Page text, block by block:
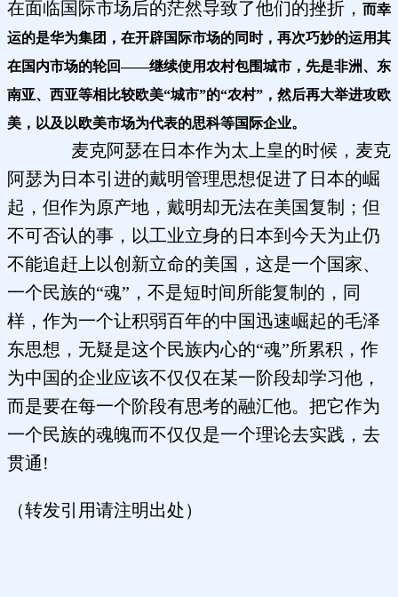
在面临国际市场后的茫然导致了他们的挫折， 而幸
运的是华为集团，在开辟国际市场的同时，再次巧妙的运用其
在国内市场的轮回——继续使用农村包围城市，先是非洲、东
南亚、西亚等相比较欧美“城市”的“农村”，然后再大举进攻欧
美，以及以欧美市场为代表的思科等国际企业。
麦克阿瑟在日本作为太上皇的时候，麦克
阿瑟为日本引进的戴明管理思想促进了日本的崛
起，但作为原产地，戴明却无法在美国复制；但
不可否认的事，以工业立身的日本到今天为止仍
不能追赶上以创新立命的美国，这是一个国家、
一个民族的“魂”，不是短时间所能复制的，同
样，作为一个让积弱百年的中国迅速崛起的毛泽
东思想，无疑是这个民族内心的“魂”所累积，作
为中国的企业应该不仅仅在某一阶段却学习他，
而是要在每一个阶段有思考的融汇他。把它作为
一个民族的魂魄而不仅仅是一个理论去实践，去
贯通!
（转发引用请注明出处）